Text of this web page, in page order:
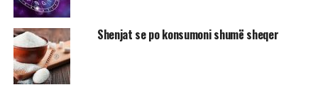
Shenjat se po konsumoni shumë sheqer